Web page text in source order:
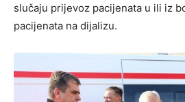
slučaju prijevoz pacijenata u ili iz
pacijenata na dijalizu.